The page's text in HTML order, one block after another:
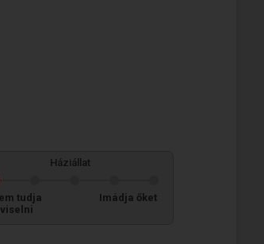
Háziállat
tudja
Imádja őket